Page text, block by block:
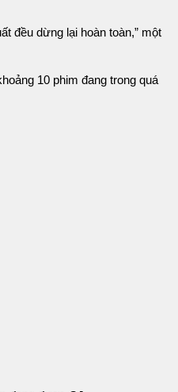
đều dừng lại hoàn toàn,” một
10 phim đang trong quá